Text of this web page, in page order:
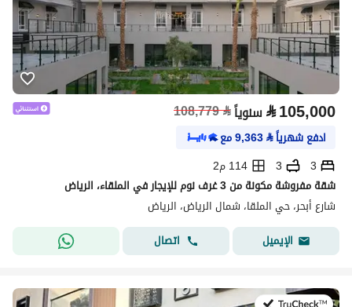
⃁105,000 سنوياً⃁
108,779
ادفع شهرياً⃁
9,363مع
3
3
114 م2
شقة مفروشة مكونة من 3 غرف نوم للإيجار في الملقاء، الرياض
شارع أبحر، حي الملقا، شمال الرياض، الرياض
الإيميل
اتصال